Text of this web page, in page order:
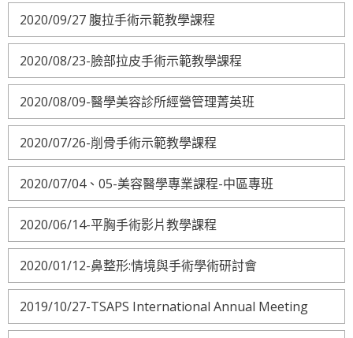
2020/09/27 腹拉手術示範教學課程
2020/08/23-臉部拉皮手術示範教學課程
2020/08/09-醫學美容診所經營管理菁英班
2020/07/26-削骨手術示範教學課程
2020/07/04、05-美容醫學專業課程-中區專班
2020/06/14-平胸手術影片教學課程
2020/01/12-鼻整形:情境與手術學術研討會
2019/10/27-TSAPS International Annual Meeting